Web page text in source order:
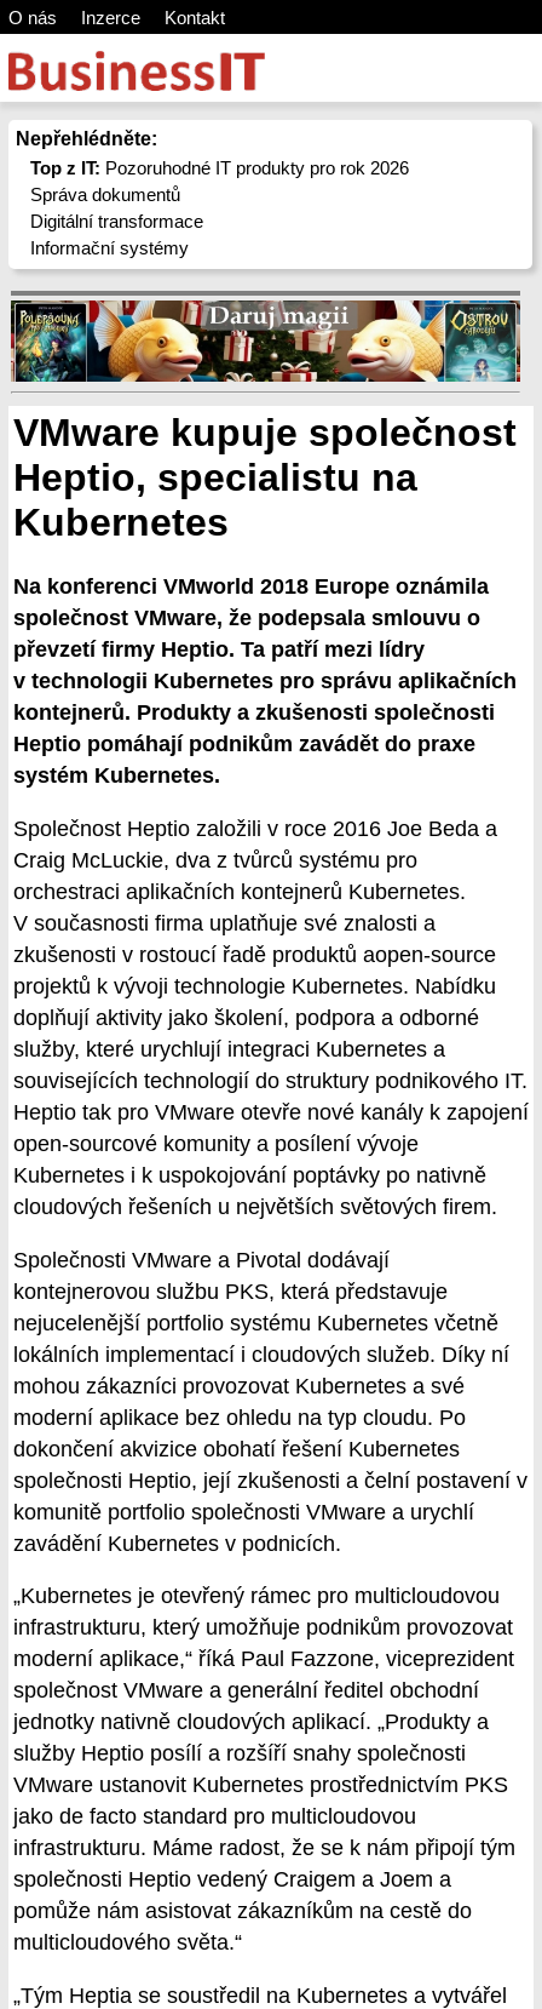
O nás Inzerce Kontakt
Nepřehlédněte:
Top z IT: Pozoruhodné IT produkty pro rok 2026
Správa dokumentů
Digitální transformace
Informační systémy
VMware kupuje společnost
Heptio, specialistu na
Kubernetes
Na konferenci VMworld 2018 Europe oznámila
společnost VMware, že podepsala smlouvu o
převzetí firmy Heptio. Ta patří mezi lídry
v technologii Kubernetes pro správu aplikačních
kontejnerů. Produkty a zkušenosti společnosti
Heptio pomáhají podnikům zavádět do praxe
systém Kubernetes.
Společnost Heptio založili v roce 2016 Joe Beda a
Craig McLuckie, dva z tvůrců systému pro
orchestraci aplikačních kontejnerů Kubernetes.
V současnosti firma uplatňuje své znalosti a
zkušenosti v rostoucí řadě produktů aopen-source
projektů k vývoji technologie Kubernetes. Nabídku
doplňují aktivity jako školení, podpora a odborné
služby, které urychlují integraci Kubernetes a
souvisejících technologií do struktury podnikového IT.
Heptio tak pro VMware otevře nové kanály k zapojení
open-sourcové komunity a posílení vývoje
Kubernetes i k uspokojování poptávky po nativně
cloudových řešeních u největších světových firem.
Společnosti VMware a Pivotal dodávají
kontejnerovou službu PKS, která představuje
nejucelenější portfolio systému Kubernetes včetně
lokálních implementací i cloudových služeb. Díky ní
mohou zákazníci provozovat Kubernetes a své
moderní aplikace bez ohledu na typ cloudu. Po
dokončení akvizice obohatí řešení Kubernetes
společnosti Heptio, její zkušenosti a čelní postavení v
komunitě portfolio společnosti VMware a urychlí
zavádění Kubernetes v podnicích.
„Kubernetes je otevřený rámec pro multicloudovou
infrastrukturu, který umožňuje podnikům provozovat
moderní aplikace,“ říká Paul Fazzone, viceprezident
společnost VMware a generální ředitel obchodní
jednotky nativně cloudových aplikací. „Produkty a
služby Heptio posílí a rozšíří snahy společnosti
VMware ustanovit Kubernetes prostřednictvím PKS
jako de facto standard pro multicloudovou
infrastrukturu. Máme radost, že se k nám připojí tým
společnosti Heptio vedený Craigem a Joem a
pomůže nám asistovat zákazníkům na cestě do
multicloudového světa.“
„Tým Heptia se soustředil na Kubernetes a vytvářel